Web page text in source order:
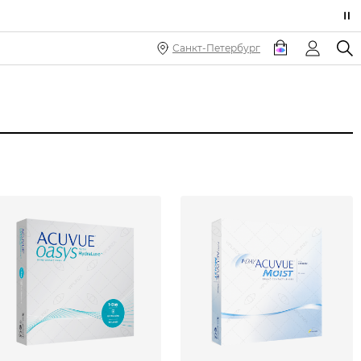
Санкт-Петербург